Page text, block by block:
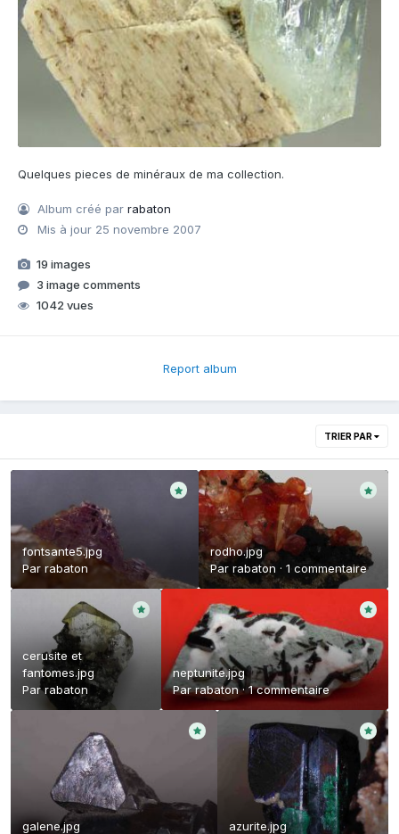
Quelques pieces de minéraux de ma collection.
Album créé parrabaton
Mis à jour 25 novembre 2007
19 images
3 image comments
1042 vues
Report album
TRIER PAR
fontsante5.jpg
Par rabaton
rodho.jpg
Par rabaton · 1 commentaire
cerusite et
fantomes.jpg
Parrabaton
neptunite.jpg
Parrabaton·1 commentaire
galene.jpg
azurite.jpg